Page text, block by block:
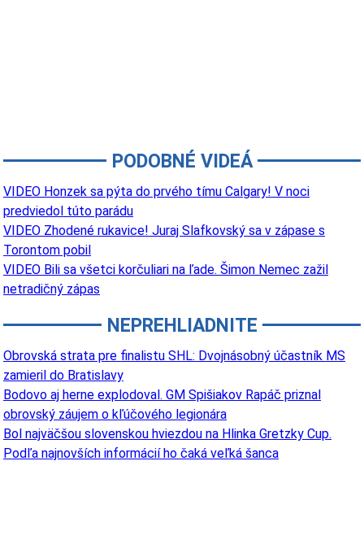
PODOBNÉ VIDEÁ
VIDEO Honzek sa pýta do prvého tímu Calgary! V noci
predviedol túto parádu
VIDEO Zhodené rukavice! Juraj Slafkovský sa v zápase s
Torontom pobil
VIDEO Bili sa všetci korčuliari na ľade. Šimon Nemec zažil
netradičný zápas
NEPREHLIADNITE
Obrovská strata pre finalistu SHL: Dvojnásobný účastník MS
zamieril do Bratislavy
Bodovo aj herne explodoval. GM Spišiakov Rapáč priznal
obrovský záujem o kľúčového legionára
Bol najväčšou slovenskou hviezdou na Hlinka Gretzky Cup.
Podľa najnovších informácií ho čaká veľká šanca